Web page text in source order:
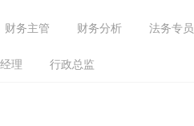
财务主管 财务分析 法务专员
理 行政总监